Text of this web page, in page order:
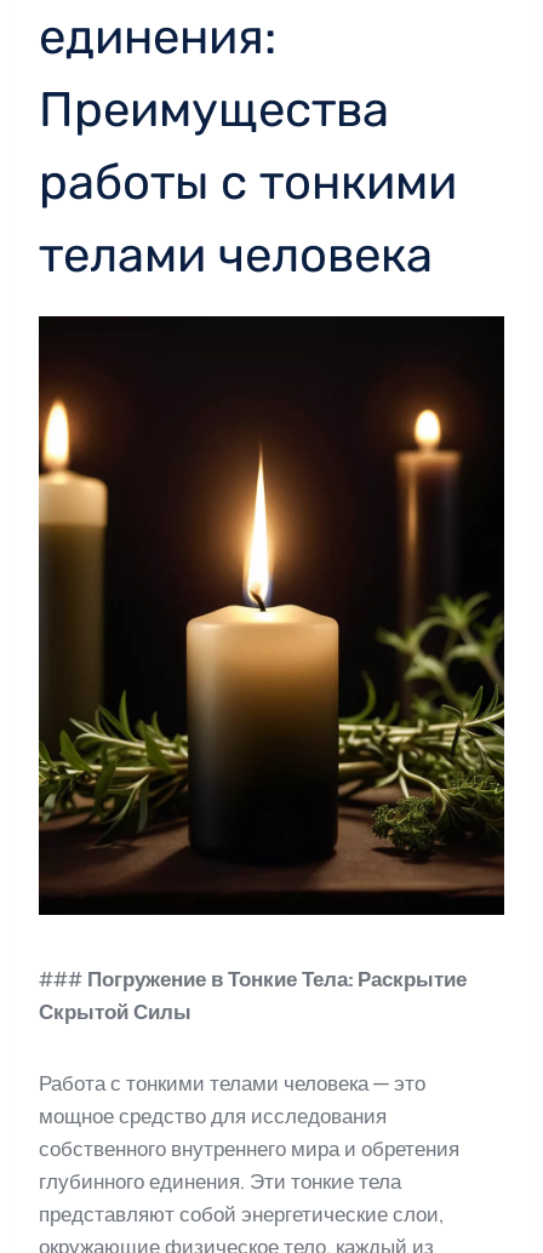
единения:
Преимущества
работы с тонкими
телами человека
### Погружение в Тонкие Тела: Раскрытие
Скрытой Силы
Работа с тонкими телами человека — это
мощное средство для исследования
собственного внутреннего мира и обретения
глубинного единения. Эти тонкие тела
представляют собой энергетические слои,
окружающие физическое тело, каждый из